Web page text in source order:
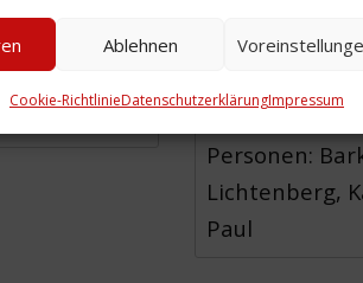
Ablehnen
Cookie-RichtlinieDatenschutzerklärungImpressum
e.V.
Zeitliche
Ort:
Personen:
Lichtenberg,
Paul